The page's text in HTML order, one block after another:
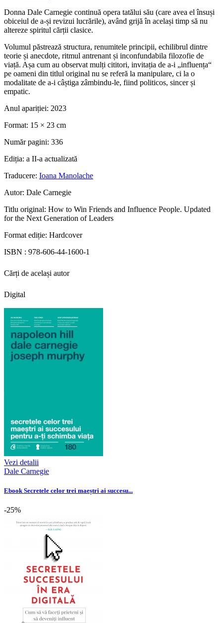
Donna Dale Carnegie continuă opera tatălui său (care avea el însuși
obiceiul de a-și revizui lucrările), având grijă în același timp să nu
altereze spiritul cărții clasice.
Volumul păstrează structura, renumitele principii, echilibrul dintre
teorie și anecdote, ritmul antrenant și inconfundabila filozofie de
viață. Așa cum au observat mulți cititori, invitația de a-i „influența“
pe oameni din titlul original nu se referă la manipulare, ci la o
modalitate de a-i câștiga zâmbindu-le, fiind politicos, sincer și
empatic.
Anul apariției: 2023
Format: 15 × 23 cm
Număr pagini: 336
Ediția: a II-a actualizată
Traducere: Ioana Manolache
Autor: Dale Carnegie
Titlu original: How to Win Friends and Influence People. Updated
for the Next Generation of Leaders
Format ediție: Hardcover
ISBN : 978-606-44-1600-1
Cărți de același autor
Digital
Vezi detalii
Dale Carnegie
Ebook Secretele celor trei maeștri ai succesu...
-25%